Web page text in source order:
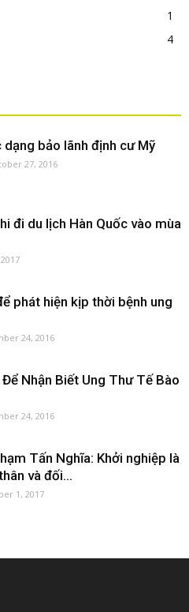
1
4
bảo lãnh định cư Mỹ
27, 2016
đi du lịch Hàn Quốc vào mùa
phát hiện kịp thời bệnh ung
24, 2016
Nhận Biết Ung Thư Tế Bào
24, 2016
Tấn Nghĩa: Khởi nghiệp là
và đối...
1, 2017